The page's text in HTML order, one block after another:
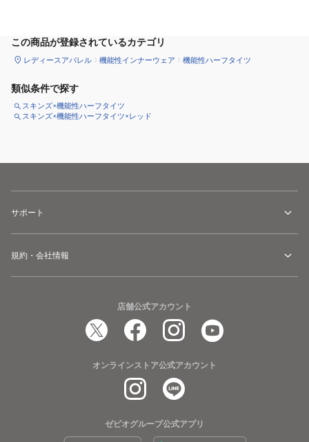
この商品が登録されているカテゴリ
レディースアパレル 機能性インナーウェア 機能性ハーフタイツ
類似条件で探す
スキンズ×機能性ハーフタイツ
スキンズ×機能性ハーフタイツ×レッド
サポート
規約・会社情報
店舗公式アカウント
オンラインストア公式アカウント
ゼビオグループ公式アプリ